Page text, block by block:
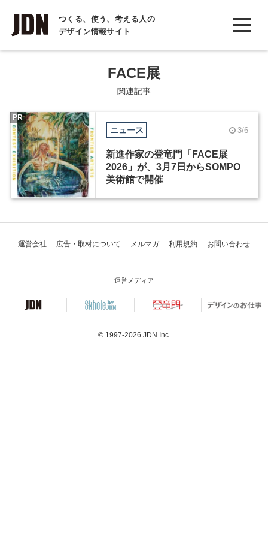
つくる、使う、考える人の
デザイン情報サイト
INTERVIEW
インタビュー
COLUMN
コラム
FACE展
関連記事
ニュース 3/6
新進作家の登竜門「FACE展
2026」が、3月7日からSOMPO
美術館で開催
PR
運営会社 広告・取材について メルマガ 利用規約 お問い合わせ
運営メディア
© 1997-2026 JDN Inc.